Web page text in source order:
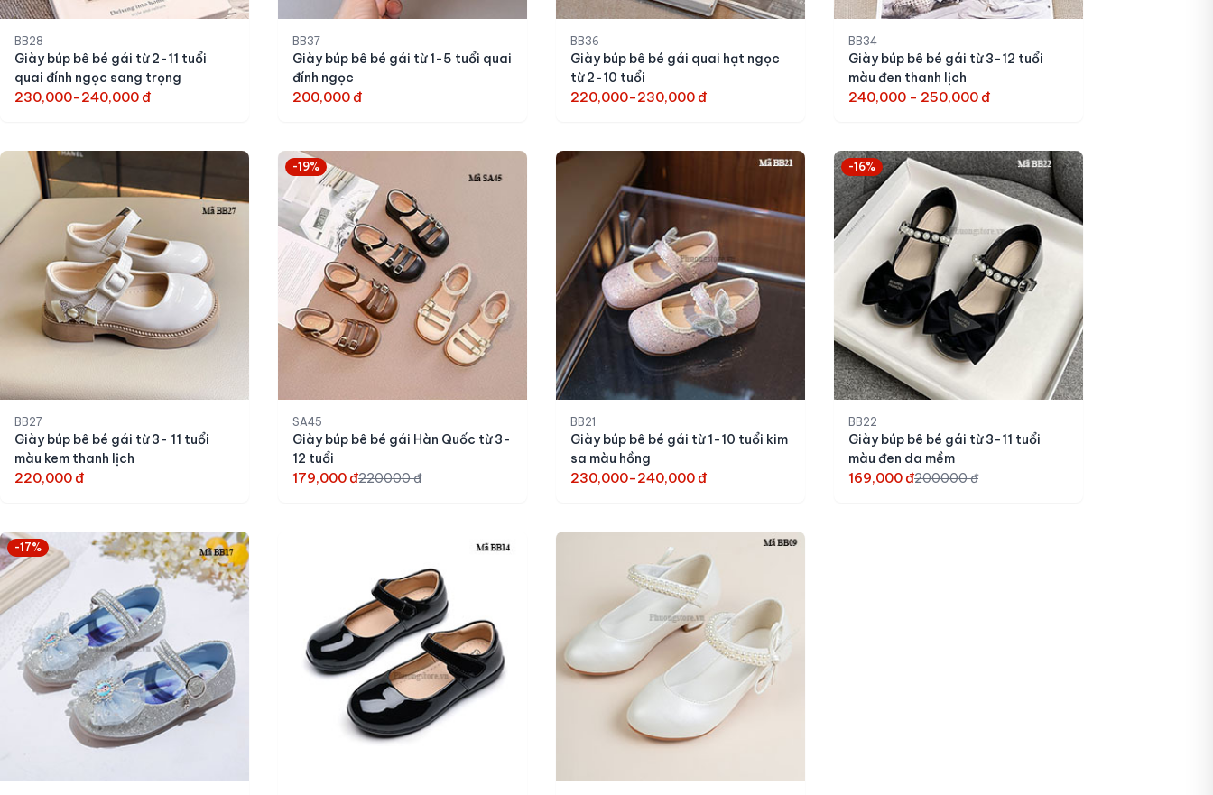
BB28
Giày búp bê bé gái từ 2-11 tuổi
quai đính ngọc sang trọng
230,000-240,000 đ
BB37
Giày búp bê bé gái từ 1-5 tuổi quai
đính ngọc
200,000 đ
BB36
Giày búp bê bé gái quai hạt ngọc
từ 2-10 tuổi
220,000-230,000 đ
BB34
Giày búp bê bé gái từ 3-12 tuổi
màu đen thanh lịch
240,000 - 250,000 đ
BB27
Giày búp bê bé gái từ 3- 11 tuổi
màu kem thanh lịch
220,000 đ
-19%
SA45
Giày búp bê bé gái Hàn Quốc từ 3-
12 tuổi
179,000 đ220000 đ
BB21
Giày búp bê bé gái từ 1-10 tuổi kim
sa màu hồng
230,000-240,000 đ
-16%
BB22
Giày búp bê bé gái từ 3-11 tuổi
màu đen da mềm
169,000 đ200000 đ
-17%